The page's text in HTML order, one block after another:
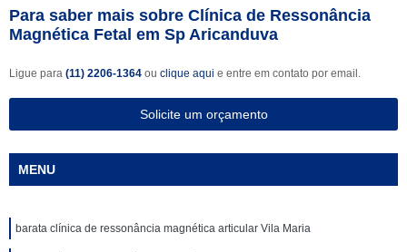
Para saber mais sobre Clínica de Ressonância
Magnética Fetal em Sp Aricanduva
Ligue para (11) 2206-1364 ou clique aqui e entre em contato por email.
Solicite um orçamento
MENU
barata clínica de ressonância magnética articular Vila Maria